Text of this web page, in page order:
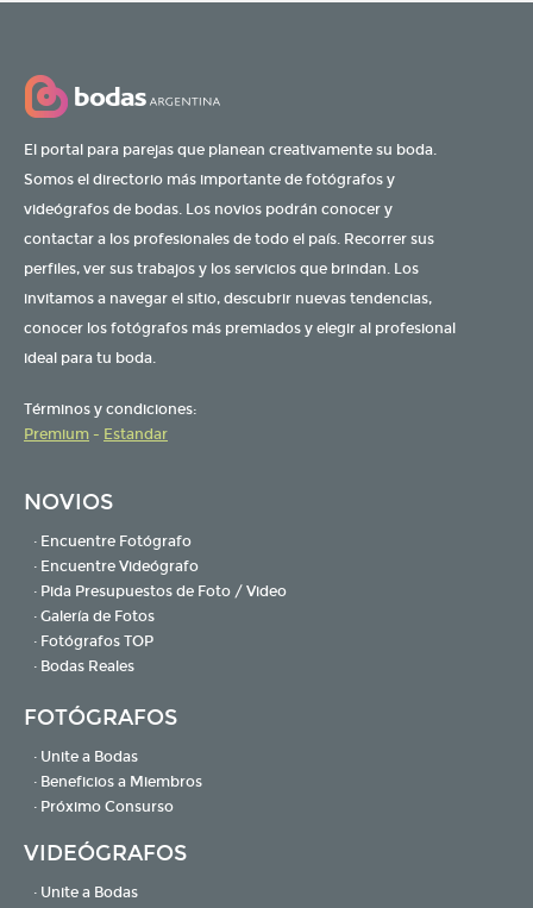
El portal para parejas que planean creativamente su boda.
Somos el directorio más importante de fotógrafos y
videógrafos de bodas. Los novios podrán conocer y
contactar a los profesionales de todo el país. Recorrer sus
perfiles, ver sus trabajos y los servicios que brindan. Los
invitamos a navegar el sitio, descubrir nuevas tendencias,
conocer los fotógrafos más premiados y elegir al profesional
ideal para tu boda.
Términos y condiciones:
Premium - Estandar
NOVIOS
· Encuentre Fotógrafo
· Encuentre Videógrafo
· Pida Presupuestos de Foto / Video
· Galería de Fotos
· Fotógrafos TOP
· Bodas Reales
FOTÓGRAFOS
· Unite a Bodas
· Beneficios a Miembros
· Próximo Consurso
VIDEÓGRAFOS
· Unite a Bodas